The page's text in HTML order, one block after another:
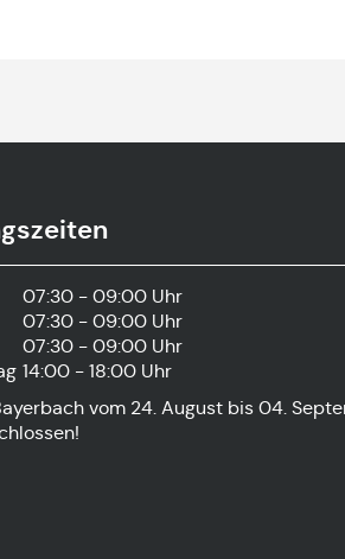
07:30 - 09:00 Uhr
07:30 - 09:00 Uhr
07:30 - 09:00 Uhr
14:00 - 18:00 Uhr
vom 24. August bis 04.